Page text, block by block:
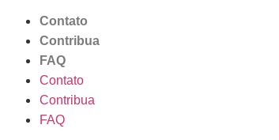
Contato
Contribua
FAQ
Contato
Contribua
FAQ